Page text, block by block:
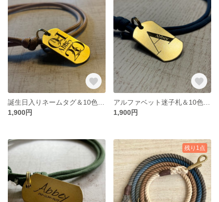
1,900円
1,900円
残り1点